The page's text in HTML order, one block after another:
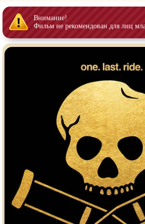
Коллекция
Кубик в Кубе
Постапокалипсис
Про
Про
Про вампиров Про
Про викингов Про
Про гангстеров Про
Внимание!
Фильм не рекомендован для лиц